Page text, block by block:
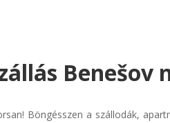
Benešov
Böngésszen a szállodák,